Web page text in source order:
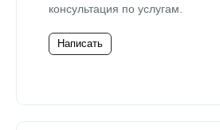
консультация по услугам.
Написать